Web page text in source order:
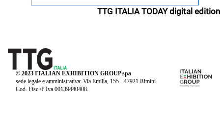
TTG ITALIA TODAY digital edition
© 2023 ITALIAN EXHIBITION GROUP spa
sede legale e amministrativa: Via Emilia, 155 - 47921 Rimini
Cod. Fisc./P.Iva 00139440408.